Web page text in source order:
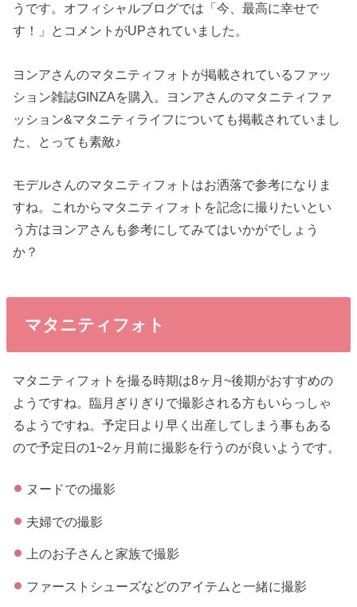
うです。オフィシャルブログでは「今、最高に幸せで
す！」とコメントがUPされていました。
ヨンアさんのマタニティフォトが掲載されているファッ
ション雑誌GINZAを購入。ヨンアさんのマタニティファ
ッション&マタニティライフについても掲載されていまし
た、とっても素敵♪
モデルさんのマタニティフォトはお洒落で参考になりま
すね。これからマタニティフォトを記念に撮りたいとい
う方はヨンアさんも参考にしてみてはいかがでしょう
か？
マタニティフォト
マタニティフォトを撮る時期は8ヶ月~後期がおすすめの
ようですね。臨月ぎりぎりで撮影される方もいらっしゃ
るようですね。予定日より早く出産してしまう事もある
ので予定日の1~2ヶ月前に撮影を行うのが良いようです。
ヌードでの撮影
夫婦での撮影
上のお子さんと家族で撮影
ファーストシューズなどのアイテムと一緒に撮影